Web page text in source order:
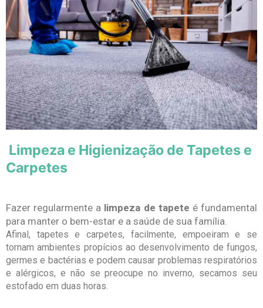
Limpeza e Higienização de Tapetes e
Carpetes
Fazer regularmente a limpeza de tapete é fundamental
para manter o bem-estar e a saúde de sua família.
Afinal, tapetes e carpetes, facilmente, empoeiram e se
tornam ambientes propícios ao desenvolvimento de fungos,
germes e bactérias e podem causar problemas respiratórios
e alérgicos, e não se preocupe no inverno, secamos seu
estofado em duas horas.